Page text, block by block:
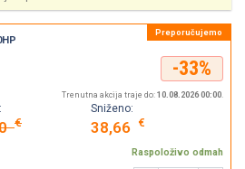
-33%
Trenutna akcija traje do: 10.08.2026 00:00.
€
Sniženo:
38,66 €
Raspoloživo odmah